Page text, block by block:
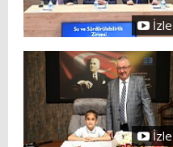
İzle
İzle